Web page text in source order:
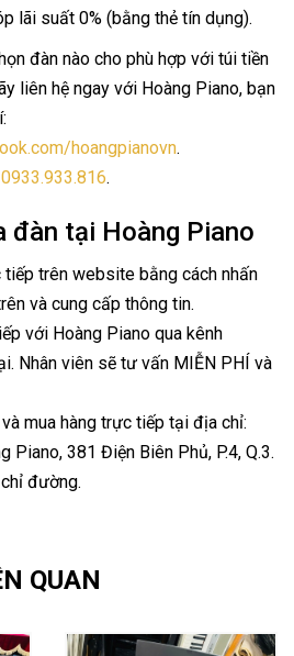
lãi suất 0% (bằng thẻ tín dụng).
đàn nào cho phù hợp với túi tiền
liên hệ ngay với Hoàng Piano, bạn
hoangpianovn.
0933.933.816.
đàn tại Hoàng Piano
tiếp trên website bằng cách nhấn
và cung cấp thông tin.
với Hoàng Piano qua kênh
Nhân viên sẽ tư vấn MIỄN PHÍ và
mua hàng trực tiếp tại địa chỉ:
Piano, 381 Điện Biên Phủ, P.4, Q.3.
đường.
QUAN